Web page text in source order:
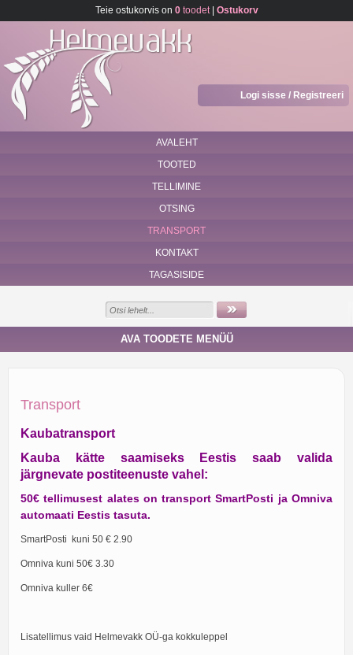
Teie ostukorvis on 0toodet| Ostukorv
Logi sisse / Registreeri
AVALEHT
TOOTED
TELLIMINE
OTSING
TRANSPORT
KONTAKT
TAGASISIDE
AVA TOODETE MENÜÜ
Transport
Kaubatransport
Kauba kätte saamiseks Eestis saab valida
järgnevate postiteenuste vahel:
50€ tellimusest alates on transport SmartPosti ja Omniva
automaati Eestis tasuta.
SmartPosti kuni 50 € 2.90
Omniva kuni 50€ 3.30
Omniva kuller 6€
Lisatellimus vaid Helmevakk OÜ-ga kokkuleppel